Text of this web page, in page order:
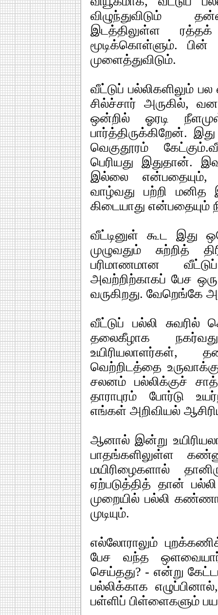
விழுந்துவிடும்
இடத்திலுள்ள
மூடிக்கொள்ளும்.
முளைத்துவிடும்.
வீட்டுப் பல்லிகளிலும்
சில்ச்சார் அருகில்,
ஒன்றில் ஓரடி
பார்த்திருக்கிறேன்.
வெகுதூரம்
பெரியது இதுதான்.
இல்லை என்பதையும்,
வாழ்வது பற்றி
கிடையாது
வீட்டினுள் கூட இது
முழுவதும் சுற்றித்
பரிமாணமான
அவற்றிற்காகப் பேச
வருகிறது. வேறெங்கே
வீட்டுப் பல்லி சுவரில்
தலைகீழாக
உயிரியலாளர்கள்,
வெற்றிடத்தை
சலனம் பல்லிக்குச்
தாராபுரம் போர்டு
எங்கள் அறிவியல்
ஆனால் இன்று
பாதங்களிலுள்ள
மயிரிழைகளால்
ஏற்படுத்தித் தான்
முறையில் பல்லி
முடியும்.
எல்லோராலும்
பேச வந்த
செய்தது? - என்று
பல்லிக்காக
பள்ளிப் பிள்ளைகளும்